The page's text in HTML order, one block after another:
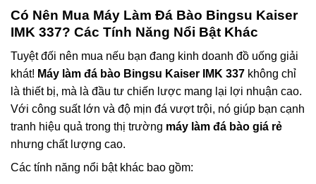
Có Nên Mua Máy Làm Đá Bào Bingsu Kaiser
IMK 337? Các Tính Năng Nổi Bật Khác
Tuyệt đối nên mua nếu bạn đang kinh doanh đồ uống giải
khát! Máy làm đá bào Bingsu Kaiser IMK 337 không chỉ
là thiết bị, mà là đầu tư chiến lược mang lại lợi nhuận cao.
Với công suất lớn và độ mịn đá vượt trội, nó giúp bạn cạnh
tranh hiệu quả trong thị trường máy làm đá bào giá rẻ
nhưng chất lượng cao.
Các tính năng nổi bật khác bao gồm: